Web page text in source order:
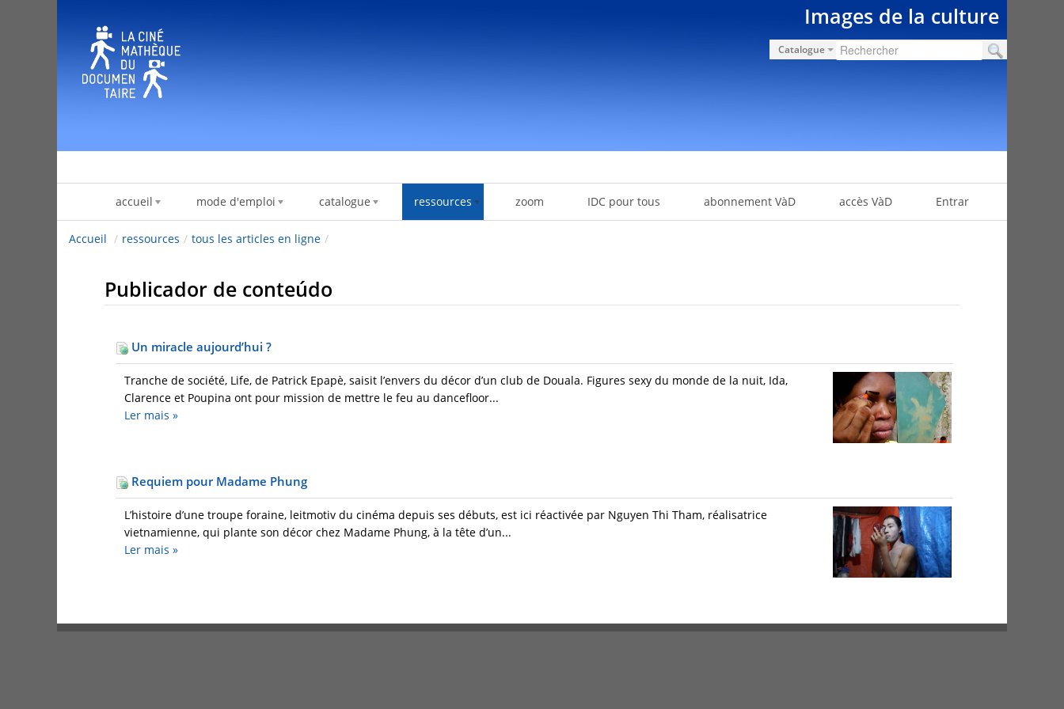
Images de la culture
Catalogue
accueil mode d'emploi catalogue ressources zoom IDC pour tous abonnement VàD accès VàD Entrar
Accueil / ressources / tous les articles en ligne /
Publicador de conteúdo
Un miracle aujourd’hui ?
Tranche de société, Life, de Patrick Epapè, saisit l’envers du décor d’un club de Douala. Figures sexy du monde de la nuit, Ida,
Clarence et Poupina ont pour mission de mettre le feu au dancefloor...
Ler mais »
Requiem pour Madame Phung
L’histoire d’une troupe foraine, leitmotiv du cinéma depuis ses débuts, est ici réactivée par Nguyen Thi Tham, réalisatrice
vietnamienne, qui plante son décor chez Madame Phung, à la tête d’un...
Ler mais »